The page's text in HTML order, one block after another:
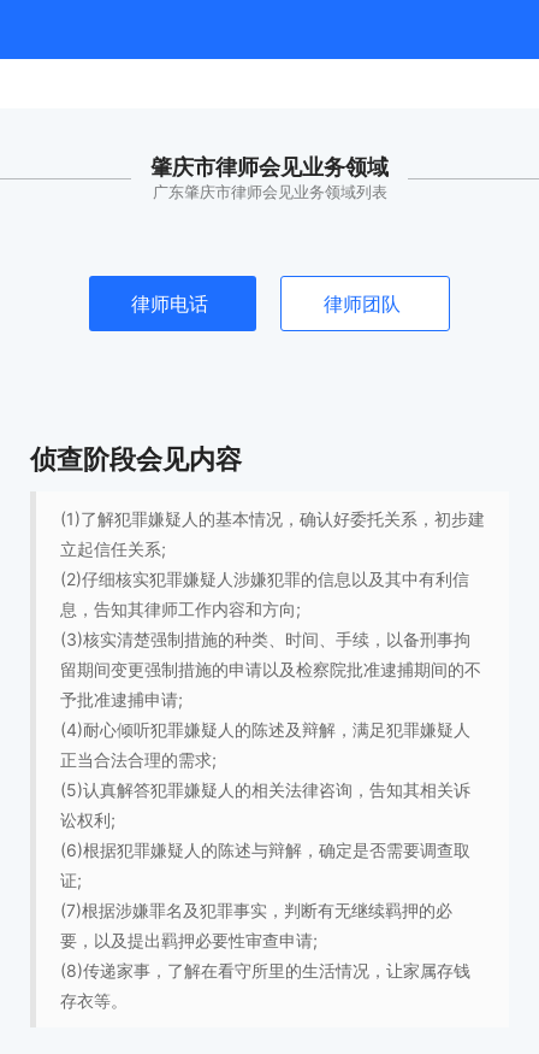
肇庆市律师会见业务领域
广东肇庆市律师会见业务领域列表
律师电话 律师团队
侦查阶段会见内容
(1)了解犯罪嫌疑人的基本情况，确认好委托关系，初步建
立起信任关系;
(2)仔细核实犯罪嫌疑人涉嫌犯罪的信息以及其中有利信
息，告知其律师工作内容和方向;
(3)核实清楚强制措施的种类、时间、手续，以备刑事拘
留期间变更强制措施的申请以及检察院批准逮捕期间的不
予批准逮捕申请;
(4)耐心倾听犯罪嫌疑人的陈述及辩解，满足犯罪嫌疑人
正当合法合理的需求;
(5)认真解答犯罪嫌疑人的相关法律咨询，告知其相关诉
讼权利;
(6)根据犯罪嫌疑人的陈述与辩解，确定是否需要调查取
证;
(7)根据涉嫌罪名及犯罪事实，判断有无继续羁押的必
要，以及提出羁押必要性审查申请;
(8)传递家事，了解在看守所里的生活情况，让家属存钱
存衣等。